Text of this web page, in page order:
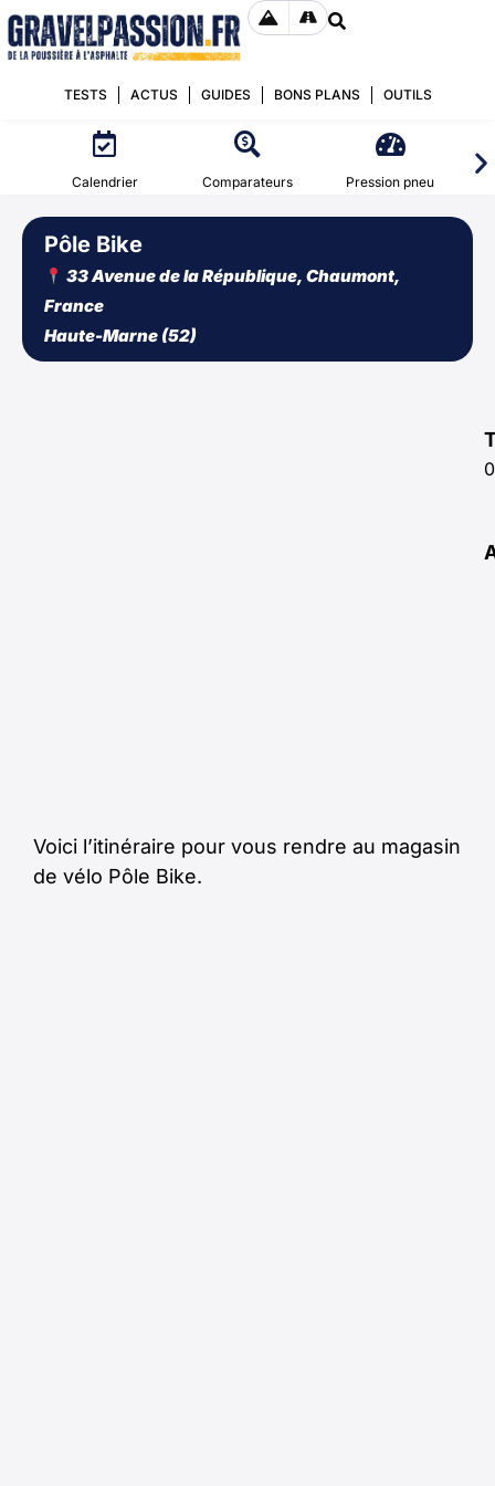
TESTS ACTUS GUIDES BONS PLANS OUTILS
Calendrier Comparateurs Pression pneu
Pôle Bike
33 Avenue de la République, Chaumont,
France
Haute-Marne (52)
Voici l’itinéraire pour vous rendre au magasin
de vélo Pôle Bike.